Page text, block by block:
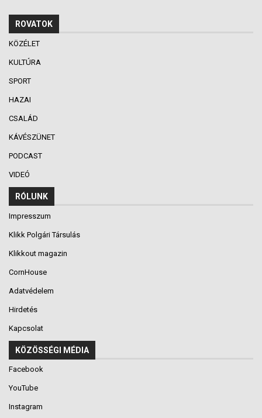
ROVATOK
KÖZÉLET
KULTÚRA
SPORT
HAZAI
CSALÁD
KÁVÉSZÜNET
PODCAST
VIDEÓ
RÓLUNK
Impresszum
Klikk Polgári Társulás
Klikkout magazin
CornHouse
Adatvédelem
Hirdetés
Kapcsolat
KÖZÖSSÉGI MÉDIA
Facebook
YouTube
Instagram